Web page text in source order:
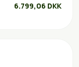
6.799,06 DKK